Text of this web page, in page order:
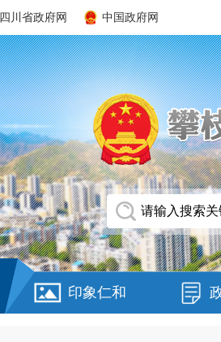
四川省政府网 中国政府网
印象仁和